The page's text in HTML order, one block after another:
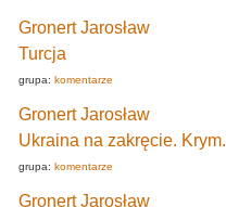
Gronert Jarosław
Turcja
grupa: komentarze
Gronert Jarosław
Ukraina na zakręcie. Krym.
grupa: komentarze
Gronert Jarosław